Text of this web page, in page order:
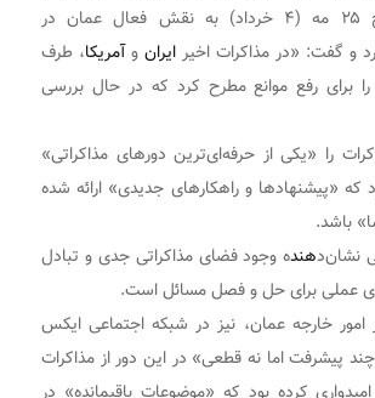
مذاکرات، در تاریخ ۲۵ مه (۴ خرداد) به نقش فعال عمان در
و گفت: «در مذاکرات اخیر ایران وآمریکا، طرف
را برای رفع موانع مطرح کرد که در حال بررسی
را «یکی از حرفه‌ای‌ترین دورهای مذاکراتی»
که «پیشنهادها و راهکارهای جدیدی» ارائه شده
باشد.
نشان‌دهنده وجود فضای مذاکراتی جدی و تبادل
عملی برای حل و فصل مسائل است.
امور خارجه عمان، نیز در شبکه اجتماعی ایکس
پیشرفت اما نه قطعی» در این دور از مذاکرات
امیدواری کرده بود که «موضوعات باقیمانده» در